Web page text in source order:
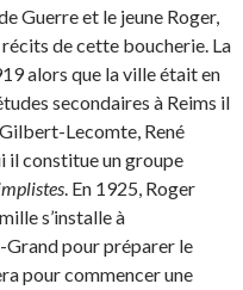
Guerre et le jeune Roger,
de cette boucherie. La
alors que la ville était en
secondaires à Reims il
Lecomte, René
il constitue un groupe
. En 1925, Roger
s’installe à
pour préparer le
pour commencer une